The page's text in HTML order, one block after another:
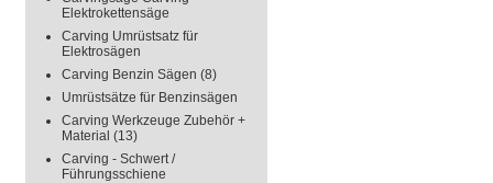
Elektrokettensäge
Carving Umrüstsatz für
Elektrosägen
Carving Benzin Sägen (8)
Umrüstsätze für Benzinsägen
Carving Werkzeuge Zubehör +
Material (13)
Carving - Schwert /
Führungsschiene